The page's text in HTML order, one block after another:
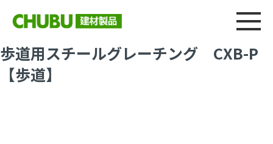
総合
歩道用スチールグレーチング CXB-P
【歩道】